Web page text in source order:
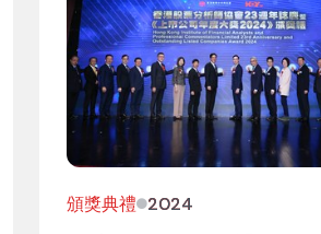
頒獎典禮 2024